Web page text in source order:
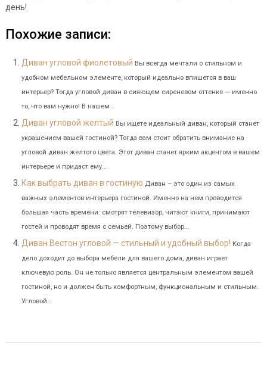
день!
Похожие записи:
Диван угловой фиолетовый Вы всегда мечтали о стильном и
удобном мебельном элементе, который идеально впишется в ваш
интерьер? Тогда угловой диван в сияющем сиреневом оттенке — именно
то, что вам нужно! В нашем...
Диван угловой желтый Вы ищете идеальный диван, который станет
украшением вашей гостиной? Тогда вам стоит обратить внимание на
угловой диван желтого цвета. Этот диван станет ярким акцентом в вашем
интерьере и придаст ему...
Как выбрать диван в гостиную Диван – это один из самых
важных элементов интерьера гостиной. Именно на нем проводится
большая часть времени: смотрят телевизор, читают книги, принимают
гостей и проводят время с семьей. Поэтому выбор...
Диван Вестон угловой — стильный и удобный выбор! Когда
дело доходит до выбора мебели для вашего дома, диван играет
ключевую роль. Он не только является центральным элементом вашей
гостиной, но и должен быть комфортным, функциональным и стильным.
Угловой...